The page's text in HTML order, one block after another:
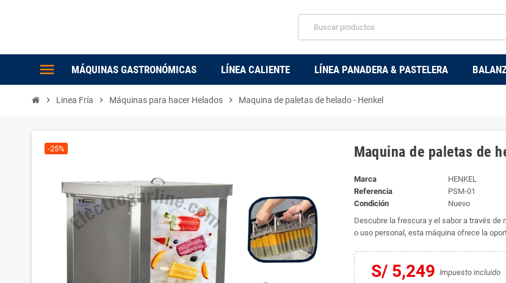
menu MÁQUINAS GASTRONÓMICAS LÍNEA CALIENTE LÍNEA PANADERA & PASTELERA
chevron_right Linea Fría chevron_right Máquinas para hacer Helados chevron_right Maquina de paletas de helado - Henkel
-25% Maquina de paletas de
Marca
HENKEL
Referencia
PSM-01
Condición
Nuevo
Descubre la frescura y el sabor a través de
o uso personal, esta máquina ofrece la
S/ 5,249Impuesto incluido